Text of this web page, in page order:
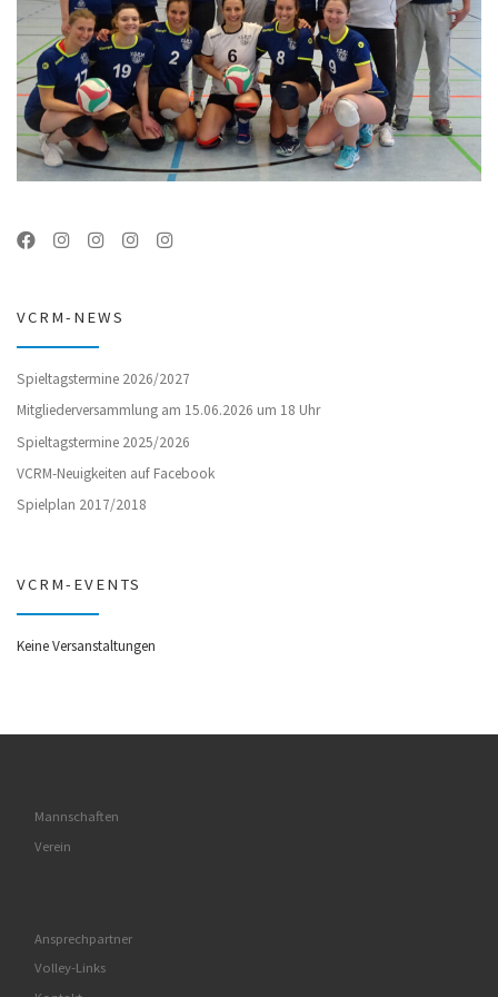
VCRM-NEWS
Spieltagstermine 2026/2027
Mitgliederversammlung am 15.06.2026 um 18 Uhr
Spieltagstermine 2025/2026
VCRM-Neuigkeiten auf Facebook
Spielplan 2017/2018
VCRM-EVENTS
Keine Versanstaltungen
Mannschaften
Verein
Ansprechpartner
Volley-Links